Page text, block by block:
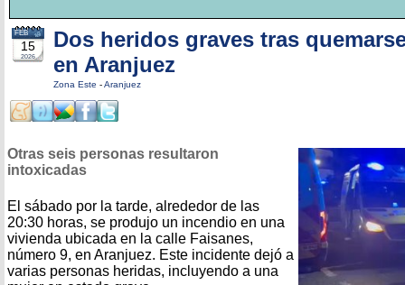
15
FEB
2026
Dos heridos graves tras
en Aranjuez
Zona Este -Aranjuez
Otras seis personas resultaron
intoxicadas
El sábado por la tarde, alrededor de las
20:30 horas, se produjo un incendio en una
vivienda ubicada en la calle Faisanes,
número 9, en Aranjuez. Este incidente dejó a
varias personas heridas, incluyendo a una